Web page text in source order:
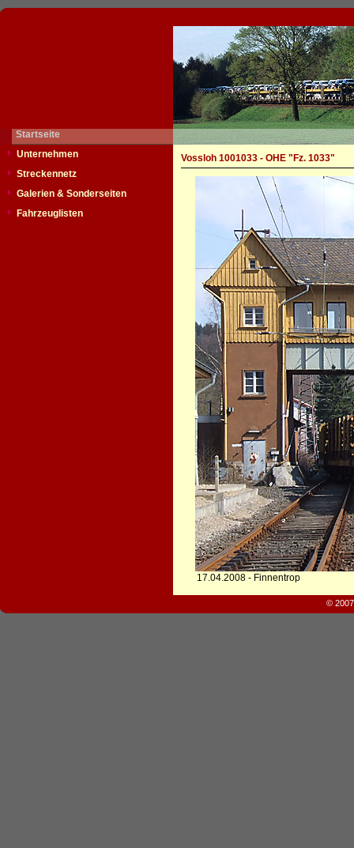
Startseite
Unternehmen
Streckennetz
Galerien & Sonderseiten
Fahrzeuglisten
Vossloh 1001033 - OHE "Fz. 1033"
17.04.2008 - Finnentrop
©